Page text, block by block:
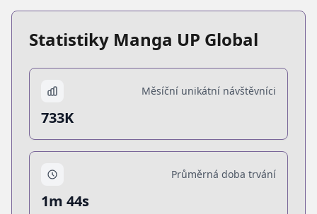
Statistiky Manga UP Global
Měsíční unikátní návštěvníci
733K
Průměrná doba trvání
1m 44s